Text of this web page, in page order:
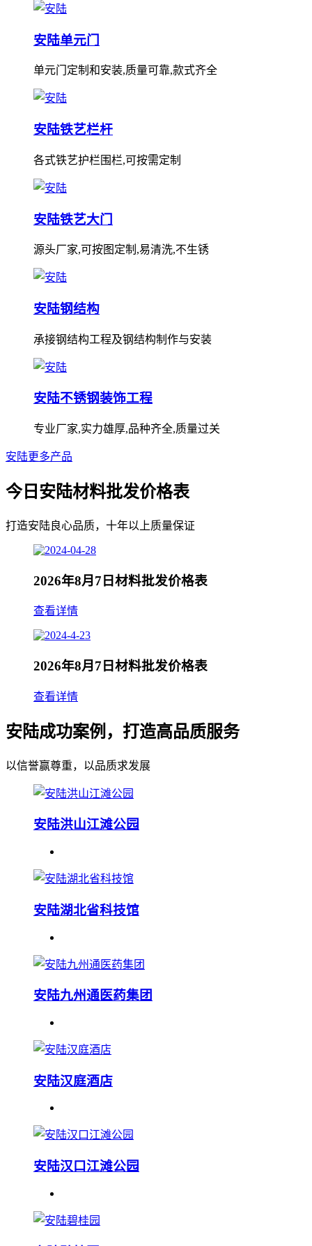
安陆单元门
单元门定制和安装,质量可靠,款式齐全
安陆铁艺栏杆
各式铁艺护栏围栏,可按需定制
安陆铁艺大门
源头厂家,可按图定制,易清洗,不生锈
安陆钢结构
承接钢结构工程及钢结构制作与安装
安陆不锈钢装饰工程
专业厂家,实力雄厚,品种齐全,质量过关
安陆更多产品
今日安陆材料批发价格表
打造安陆良心品质，十年以上质量保证
2026年8月7日材料批发价格表
查看详情
2026年8月7日材料批发价格表
查看详情
安陆成功案例，打造高品质服务
以信誉赢尊重，以品质求发展
安陆洪山江滩公园
安陆湖北省科技馆
安陆九州通医药集团
安陆汉庭酒店
安陆汉口江滩公园